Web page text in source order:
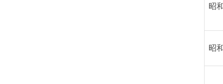
昭
昭